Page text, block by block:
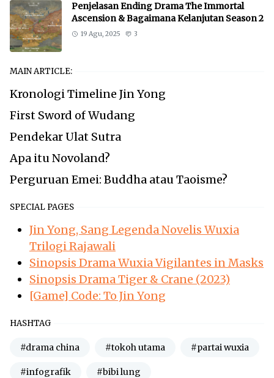
Penjelasan Ending Drama The Immortal
Ascension & Bagaimana Kelanjutan Season 2
19 Agu, 2025 3
MAIN ARTICLE:
Kronologi Timeline Jin Yong
First Sword of Wudang
Pendekar Ulat Sutra
Apa itu Novoland?
Perguruan Emei: Buddha atau Taoisme?
SPECIAL PAGES
Jin Yong, Sang Legenda Novelis Wuxia
Trilogi Rajawali
Sinopsis Drama Wuxia Vigilantes in Masks
Sinopsis Drama Tiger & Crane (2023)
[Game] Code: To Jin Yong
HASHTAG
#drama china #tokoh utama #partai wuxia
#infografik #bibi lung